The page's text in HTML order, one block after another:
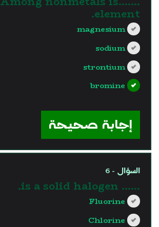
element.
magnesium
sodium
strontium
bromine
إجابة صحيحة
السؤال - 6
...... is a solid halogen.
Fluorine
Chlorine